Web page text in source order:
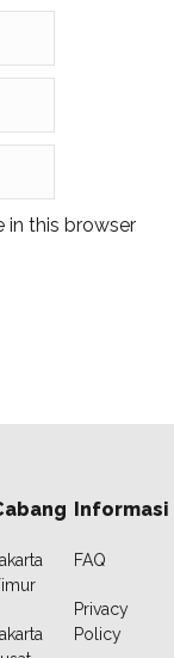
in this browser
Informasi
FAQ
Privacy
Policy